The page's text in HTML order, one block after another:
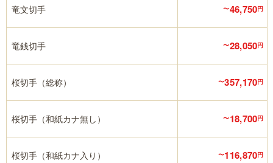
竜文切手 〜46,750円
竜銭切手 〜28,050円
桜切手（総称） 〜357,170円
桜切手（和紙カナ無し） 〜18,700円
桜切手（和紙カナ入り） 〜116,870円